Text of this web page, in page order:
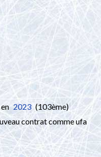
en 2023 (103ème)
contrat comme ufa